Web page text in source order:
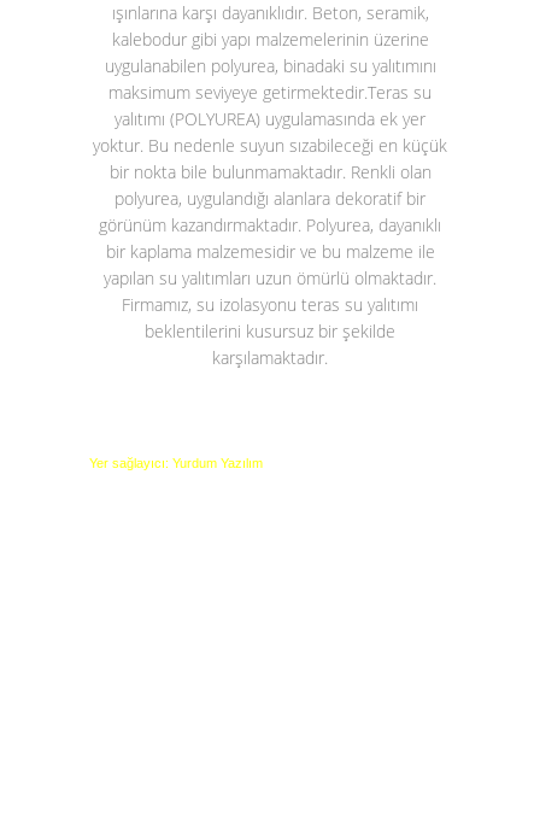
ışınlarına karşı dayanıklıdır. Beton, seramik,
kalebodur gibi yapı malzemelerinin üzerine
uygulanabilen polyurea, binadaki su yalıtımını
maksimum seviyeye getirmektedir.Teras su
yalıtımı (POLYUREA) uygulamasında ek yer
yoktur. Bu nedenle suyun sızabileceği en küçük
bir nokta bile bulunmamaktadır. Renkli olan
polyurea, uygulandığı alanlara dekoratif bir
görünüm kazandırmaktadır. Polyurea, dayanıklı
bir kaplama malzemesidir ve bu malzeme ile
yapılan su yalıtımları uzun ömürlü olmaktadır.
Firmamız, su izolasyonu teras su yalıtımı
beklentilerini kusursuz bir şekilde
karşılamaktadır.
Yer sağlayıcı: Yurdum Yazılım